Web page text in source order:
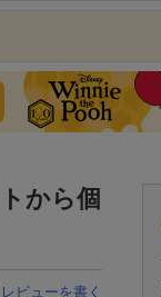
から個
レビューを書く